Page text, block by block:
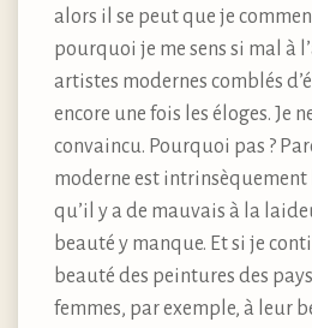
alors il se peut que je
pourquoi je me sens si mal à
artistes modernes comblés
encore une fois les éloges. Je
convaincu. Pourquoi pas ?
moderne est intrinsèquement
qu’il y a de mauvais à la
beauté y manque. Et si je
beauté des peintures des
femmes, par exemple, à leur